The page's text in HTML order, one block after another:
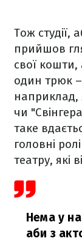
Тож студії,
прийшов
свої
один трюк –
наприклад,
чи
таке
головні
театру, які
Нема у
аби з